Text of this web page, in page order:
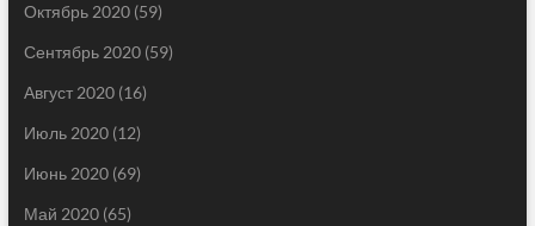
Октябрь 2020(59)
Сентябрь 2020(59)
Август 2020(16)
Июль 2020(12)
Июнь 2020(69)
Май 2020(65)